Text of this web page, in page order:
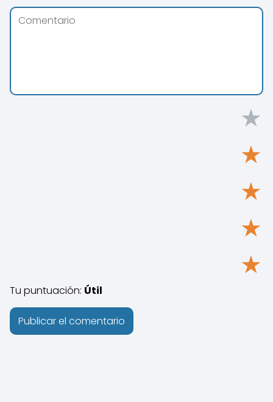
★
★
★
★
★
Tu puntuación: Útil